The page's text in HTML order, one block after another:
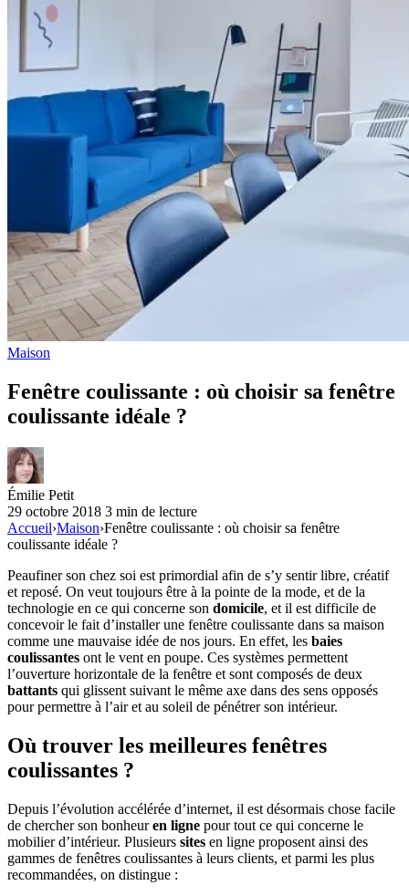
Maison
Fenêtre coulissante : où choisir sa fenêtre
coulissante idéale ?
Émilie Petit
29 octobre 2018 3 min de lecture
Accueil›Maison›Fenêtre coulissante : où choisir sa fenêtre
coulissante idéale ?
Peaufiner son chez soi est primordial afin de s’y sentir libre, créatif
et reposé. On veut toujours être à la pointe de la mode, et de la
technologie en ce qui concerne son domicile, et il est difficile de
concevoir le fait d’installer une fenêtre coulissante dans sa maison
comme une mauvaise idée de nos jours. En effet, les baies
coulissantes ont le vent en poupe. Ces systèmes permettent
l’ouverture horizontale de la fenêtre et sont composés de deux
battants qui glissent suivant le même axe dans des sens opposés
pour permettre à l’air et au soleil de pénétrer son intérieur.
Où trouver les meilleures fenêtres
coulissantes ?
Depuis l’évolution accélérée d’internet, il est désormais chose facile
de chercher son bonheuren ligne pour tout ce qui concerne le
mobilier d’intérieur. Plusieurs sites en ligne proposent ainsi des
gammes de fenêtres coulissantes à leurs clients, et parmi les plus
recommandées, on distingue :